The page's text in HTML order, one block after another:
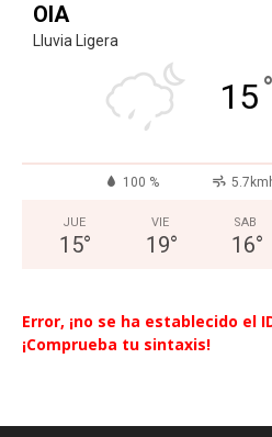
OIA
Lluvia Ligera
15°
100 %
JUE
15°
VIE
19°
SAB
16°
Error, ¡no se ha establecido el
¡Comprueba tu sintaxis!